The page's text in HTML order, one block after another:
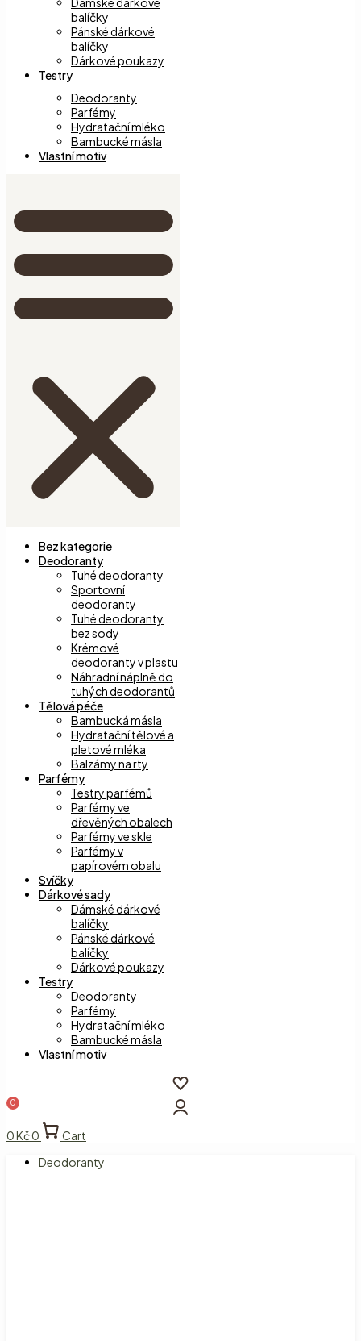
balíčky
Pánské dárkové
balíčky
Dárkové poukazy
Testry
Deodoranty
Parfémy
Hydratační mléko
Bambucké másla
Vlastní motiv
Bez kategorie
Deodoranty
Tuhé deodoranty
Sportovní
deodoranty
Tuhé deodoranty
bez sody
Krémové
deodoranty v plastu
Náhradní náplně do
tuhých deodorantů
Tělová péče
Bambucká másla
Hydratační tělové a
pletové mléka
Balzámy na rty
Parfémy
Testry parfémů
Parfémy ve
dřevěných obalech
Parfémy ve skle
Parfémy v
papírovém obalu
Svíčky
Dárkové sady
Dámské dárkové
balíčky
Pánské dárkové
balíčky
Dárkové poukazy
Testry
Deodoranty
Parfémy
Hydratační mléko
Bambucké másla
Vlastní motiv
0Kč0
Cart
Deodoranty